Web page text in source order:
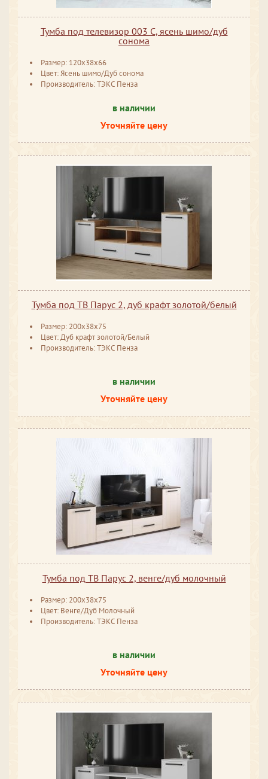
Тумба под телевизор 003 С, ясень шимо/дуб
сонома
Размер: 120x38x66
Цвет: Ясень шимо/Дуб сонома
Производитель: ТЭКС Пенза
в наличии
Уточняйте цену
Тумба под ТВ Парус 2, дуб крафт золотой/белый
Размер: 200x38x75
Цвет: Дуб крафт золотой/Белый
Производитель: ТЭКС Пенза
в наличии
Уточняйте цену
Тумба под ТВ Парус 2, венге/дуб молочный
Размер: 200x38x75
Цвет: Венге/Дуб Молочный
Производитель: ТЭКС Пенза
в наличии
Уточняйте цену